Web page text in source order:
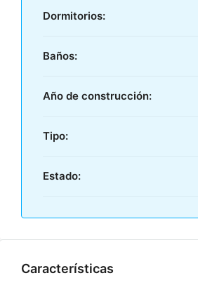
Dormitorios:
Baños:
Año de construcción:
Tipo:
Estado:
Características